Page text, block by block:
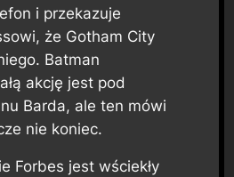
i przekazuje
że Gotham City
Batman
akcję jest pod
Barda, ale ten mówi
nie koniec.
Forbes jest wściekły